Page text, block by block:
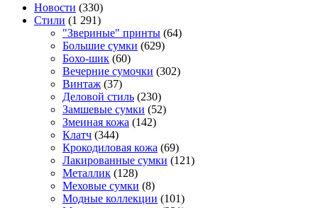
Новости (330)
Стили (1 291)
"Звериные" принты (64)
Большие сумки (629)
Бохо-шик (60)
Вечерние сумочки (302)
Винтаж (37)
Деловой стиль (230)
Замшевые сумки (52)
Змеиная кожа (142)
Клатч (344)
Крокодиловая кожа (69)
Лакированные сумки (121)
Металлик (128)
Меховые сумки (8)
Модные коллекции (101)